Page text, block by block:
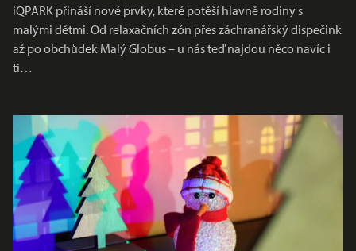
iQPARK přináší nové prvky, které potěší hlavně rodiny s
malými dětmi. Od relaxačních zón přes záchranářský dispečink
až po obchůdek Malý Globus – u nás teď najdou něco navíc i
ti…